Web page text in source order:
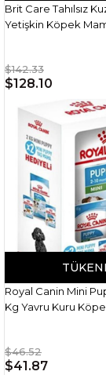
Brit Care Tahılsız
Yetişkin Köpek
$142.33
$128.10
Royal Canin Mini
Kg Yavru Kuru
$46.52
$41.87